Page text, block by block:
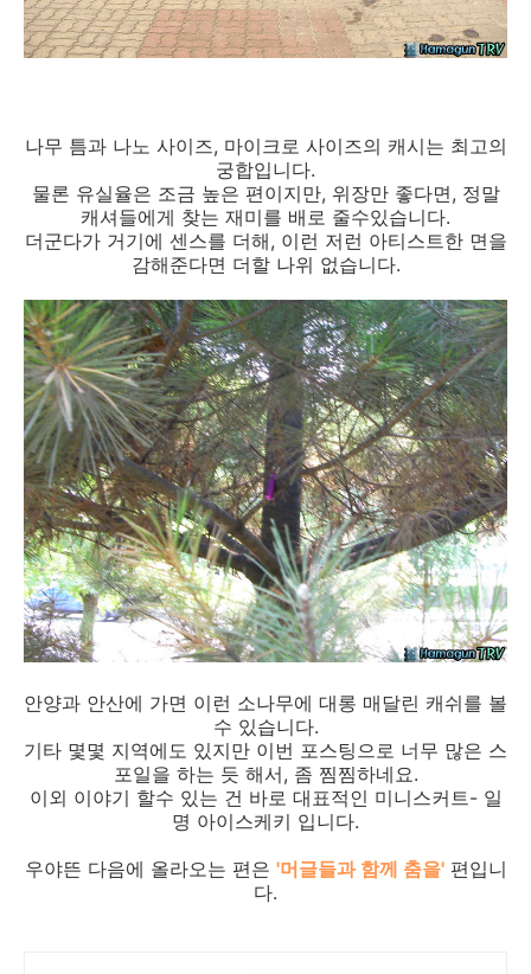
나무 틈과 나노 사이즈, 마이크로 사이즈의 캐시는 최고의
궁합입니다.
물론 유실율은 조금 높은 편이지만, 위장만 좋다면, 정말
캐셔들에게 찾는 재미를 배로 줄수있습니다.
더군다가 거기에 센스를 더해, 이런 저런 아티스트한 면을
감해준다면 더할 나위 없습니다.
안양과 안산에 가면 이런 소나무에 대롱 매달린 캐쉬를 볼
수 있습니다.
기타 몇몇 지역에도 있지만 이번 포스팅으로 너무 많은 스
포일을 하는 듯 해서, 좀 찜찜하네요.
이외 이야기 할수 있는 건 바로 대표적인 미니스커트- 일
명 아이스케키 입니다.
우야뜬 다음에 올라오는 편은 '머글들과 함께 춤을'편입니
다.